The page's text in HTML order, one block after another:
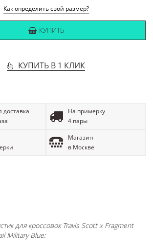
Как определить свой размер?
КУПИТЬ
КУПИТЬ В 1 КЛИК
доставка
На примерку
4 пары
Магазин
в Москве
для кроссовок Travis Scott x Fragment
Military Blue: